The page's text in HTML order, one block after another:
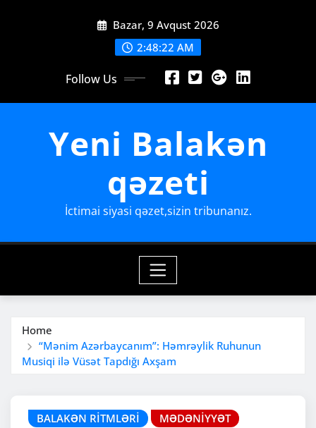
Bazar, 9 Avqust 2026
2:48:24 AM
Follow Us
Yeni Balakən
qəzeti
İctimai siyasi qəzet,sizin tribunanız.
Home
“Mənim Azərbaycanım”: Həmrəylik Ruhunun
Musiqi ilə Vüsət Tapdığı Axşam
BALAKƏN RITMLƏRI
MƏDƏNIYYƏT